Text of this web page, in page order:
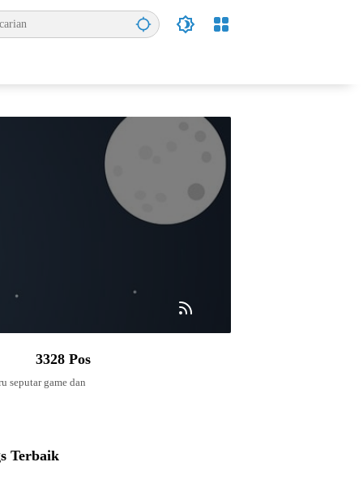
3328 Pos
seputar game dan
Terbaik